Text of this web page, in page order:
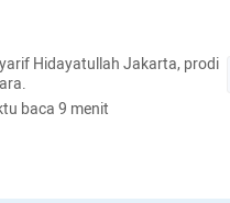
Hidayatullah Jakarta, prodi
baca 9 menit